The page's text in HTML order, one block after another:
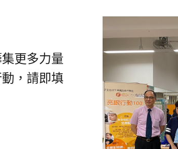
更多力量
，請即填